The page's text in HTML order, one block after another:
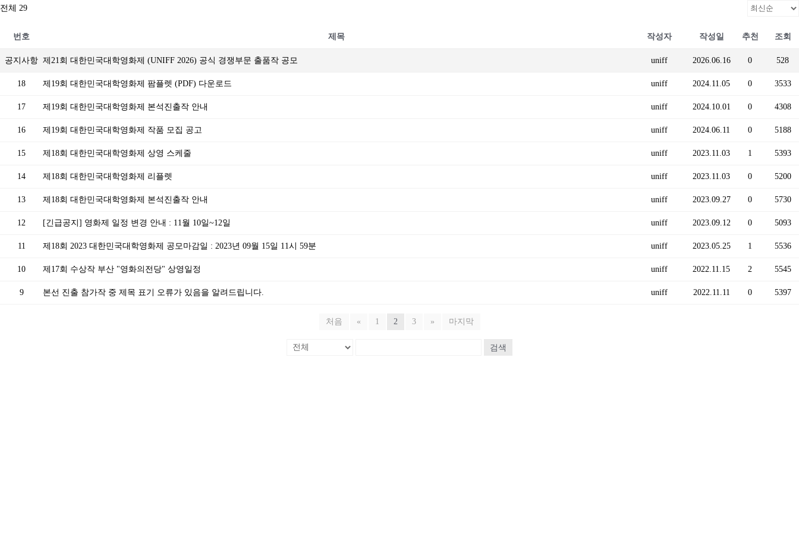
전체 29
번호 제목 작성자 작성일 추천 조회
공지사항 제21회 대한민국대학영화제 (UNIFF 2026) 공식 경쟁부문 출품작 공모 uniff 2026.06.16 0 528
18 제19회 대한민국대학영화제 팜플렛 (PDF) 다운로드 uniff 2024.11.05 0 3533
17 제19회 대한민국대학영화제 본석진출작 안내 uniff 2024.10.01 0 4308
16 제19회 대한민국대학영화제 작품 모집 공고 uniff 2024.06.11 0 5188
15 제18회 대한민국대학영화제 상영 스케줄 uniff 2023.11.03 1 5393
14 제18회 대한민국대학영화제 리플렛 uniff 2023.11.03 0 5200
13 제18회 대한민국대학영화제 본석진출작 안내 uniff 2023.09.27 0 5730
12 [긴급공지] 영화제 일정 변경 안내 : 11월 10일~12일 uniff 2023.09.12 0 5093
11 제18회 2023 대한민국대학영화제 공모마감일 : 2023년 09월 15일 11시 59분 uniff 2023.05.25 1 5536
10 제17회 수상작 부산 "영화의전당" 상영일정 uniff 2022.11.15 2 5545
9 본선 진출 참가작 중 제목 표기 오류가 있음을 알려드립니다. uniff 2022.11.11 0 5397
처음 « 1 2 3 » 마지막
검색